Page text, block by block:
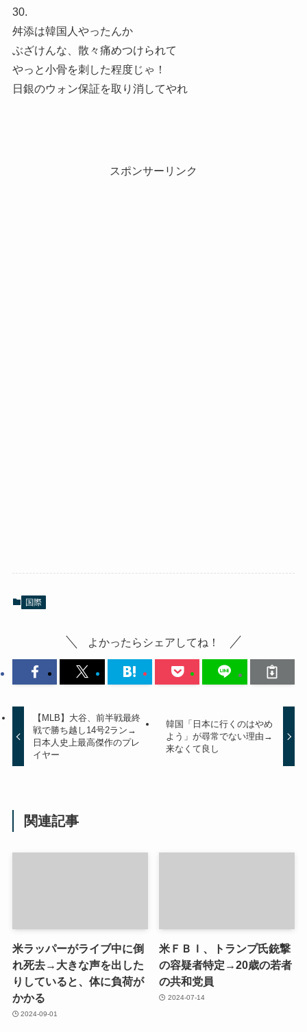
30.
舛添は韓国人やったんか
ぶざけんな、散々痛めつけられて
やっと小骨を刺した程度じゃ！
日銀のウォン保証を取り消してやれ
スポンサーリンク
国際
よかったらシェアしてね！
【MLB】大谷、前半戦最終
戦で勝ち越し14号2ラン→
日本人史上最高傑作のプレ
イヤー
韓国「日本に行くのはやめ
よう」が尋常でない理由→
来なくて良し
関連記事
米ラッパーがライブ中に倒
れ死去→大きな声を出した
りしていると、体に負荷が
かかる
2024-09-01
米ＦＢＩ、トランプ氏銃撃
の容疑者特定→20歳の若者
の共和党員
2024-07-14